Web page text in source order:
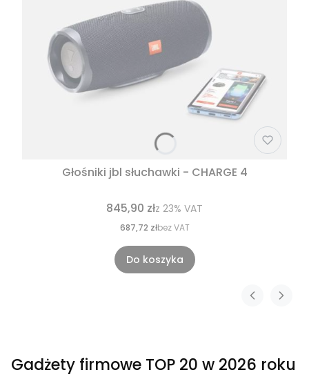
Głośniki jbl słuchawki - CHARGE 4
845,90 złz 23% VAT
687,72 złbez VAT
Do koszyka
Gadżety firmowe TOP 20 w 2026 roku